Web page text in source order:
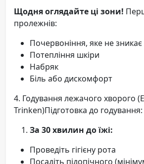
Щодня оглядайте ці зони!
пролежнів:
Почервоніння, яке не
Потепління шкіри
Набряк
Біль або дискомфорт
4. Годування лежачого хворого
Trinken)Підготовка до годування:
За 30 хвилин до їжі:
Проведіть гігієну рота
Посадіть підопічного